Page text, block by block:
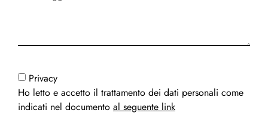
Privacy
Ho letto e accetto il trattamento dei dati personali come
indicati nel documento al seguente link